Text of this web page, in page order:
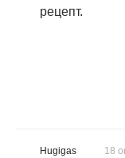
рецепт.
Hugigas 18